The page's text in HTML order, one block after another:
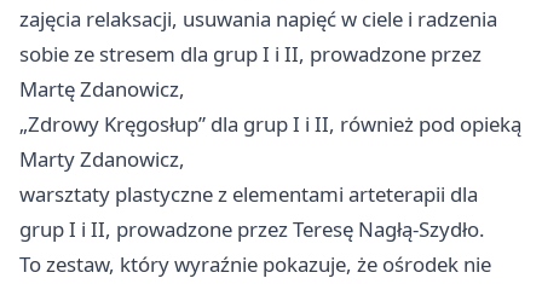
zajęcia relaksacji, usuwania napięć w ciele i radzenia
sobie ze stresem dla grup I i II, prowadzone przez
Martę Zdanowicz,
„Zdrowy Kręgosłup” dla grup I i II, również pod opieką
Marty Zdanowicz,
warsztaty plastyczne z elementami arteterapii dla
grup I i II, prowadzone przez Teresę Nagłą-Szydło.
To zestaw, który wyraźnie pokazuje, że ośrodek nie